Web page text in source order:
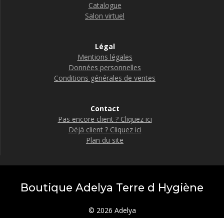
Catalogue
Salon virtuel
Légal
Mentions légales
Données personnelles
Conditions générales de ventes
Contact
Pas encore client ? Cliquez ici
Déjà client ? Cliquez ici
Plan du site
Boutique Adelya Terre d Hygiène
© 2026 Adelya